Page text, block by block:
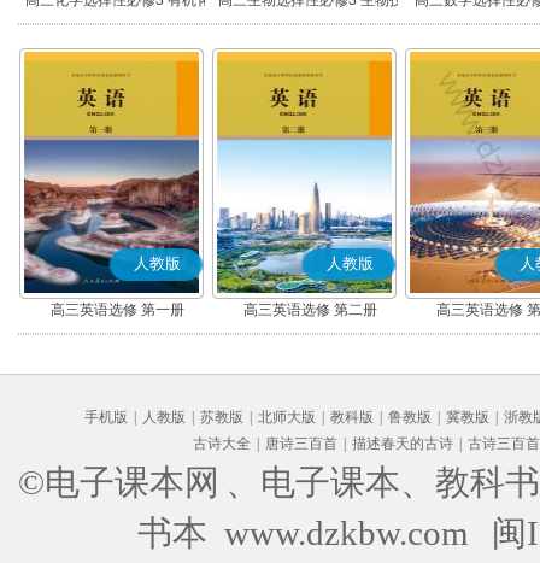
学基础
术与工程
(A版)
人教版
高三英语选修 第一册
人教版
高三英语选修 第二册
人
高三英语选修
手机版 人教版 苏教版 北师大版 教科版 鲁教版 冀教版
浙教
古诗大全
唐诗三百首 描述春天的古诗 古诗三百首
©电子课本网 、电子课本、教科
书本 www.dzkbw.com
闽